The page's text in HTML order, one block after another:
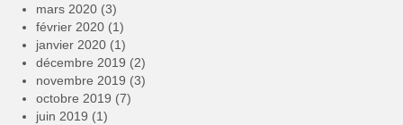
mars 2020 (3)
février 2020 (1)
janvier 2020 (1)
décembre 2019 (2)
novembre 2019 (3)
octobre 2019 (7)
juin 2019 (1)